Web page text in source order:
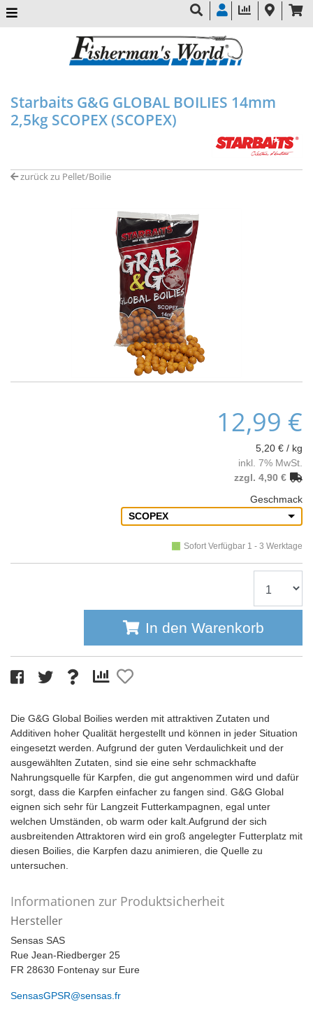
Starbaits G&G GLOBAL BOILIES 14mm
2,5kg SCOPEX (SCOPEX)
zurück zu Pellet/Boilie
12,99 €
5,20 € / kg
inkl. 7% MwSt.
zzgl. 4,90 €
Geschmack
SCOPEX
Sofort Verfügbar 1 - 3 Werktage
In den Warenkorb
Die G&G Global Boilies werden mit attraktiven Zutaten und
Additiven hoher Qualität hergestellt und können in jeder Situation
eingesetzt werden. Aufgrund der guten Verdaulichkeit und der
ausgewählten Zutaten, sind sie eine sehr schmackhafte
Nahrungsquelle für Karpfen, die gut angenommen wird und dafür
sorgt, dass die Karpfen einfacher zu fangen sind. G&G Global
eignen sich sehr für Langzeit Futterkampagnen, egal unter
welchen Umständen, ob warm oder kalt.Aufgrund der sich
ausbreitenden Attraktoren wird ein groß angelegter Futterplatz mit
diesen Boilies, die Karpfen dazu animieren, die Quelle zu
untersuchen.
Informationen zur Produktsicherheit
Hersteller
Sensas SAS
Rue Jean-Riedberger 25
FR 28630 Fontenay sur Eure
SensasGPSR@sensas.fr